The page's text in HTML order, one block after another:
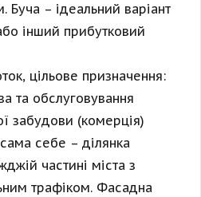
Буча – ідеальний варіант
інший прибутковий
цільове призначення:
та обслуговування
забудови (комерція)
себе – ділянка
частині міста з
трафіком. Фасадна